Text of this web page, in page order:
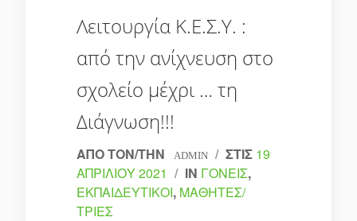
Λειτουργία Κ.Ε.Σ.Υ. :
από την ανίχνευση στο
σχολείο μέχρι … τη
Διάγνωση!!!
ΑΠΌ ΤΟΝ/ΤΗΝ ADMIN / ΣΤΙΣ 19
ΑΠΡΙΛΊΟΥ 2021 / IN ΓΟΝΕΊΣ,
ΕΚΠΑΙΔΕΥΤΙΚΟΊ, ΜΑΘΗΤΈΣ/
ΤΡΙΕΣ